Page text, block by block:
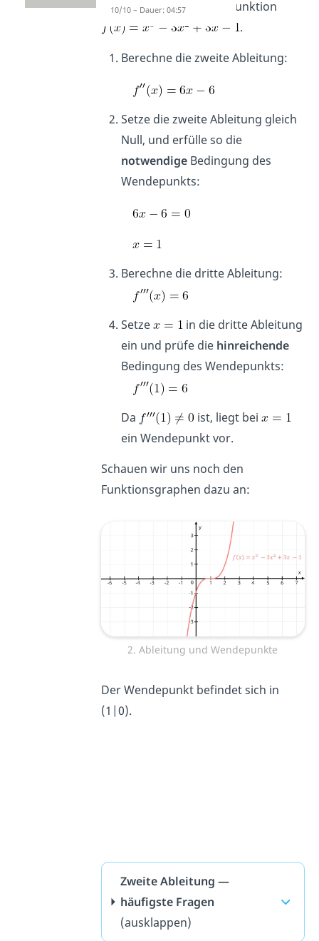
Nehmen wir wieder die Funktion
.
Berechne die zweite Ableitung:
Setze die zweite Ableitung gleich
Null, und erfülle so die
notwendigeBedingung des
Wendepunkts:
Berechne die dritte Ableitung:
Setze
in die dritte Ableitung
ein und prüfe die hinreichende
Bedingung des Wendepunkts:
Da
ist, liegt bei
ein Wendepunkt vor.
Schauen wir uns noch den
Funktionsgraphen dazu an:
2. Ableitung und Wendepunkte
Der Wendepunkt befindet sich in
(1|0).
Zweite Ableitung —
häufigste Fragen
(ausklappen)
10/10 – Dauer: 04:57